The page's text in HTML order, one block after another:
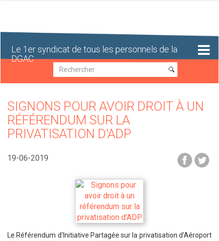
Le 1er syndicat de tous les personnels de la
DGAC
Recherche
Recherche
SIGNONS POUR AVOIR DROIT À UN
RÉFÉRENDUM SUR LA
PRIVATISATION D'ADP
19-06-2019
Le Référendum d'Initiative Partagée sur la privatisation d'Aéroport